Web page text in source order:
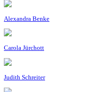
Alexandra Benke
Carola Jürchott
Judith Schreiter